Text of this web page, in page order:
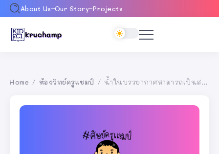
About Us Our Story Projects
Home / ห้องวิทย์ครูแชมป์ / น้ำในบรรยากาศสามารถเป็นสถานะอะไรได้บ้าง